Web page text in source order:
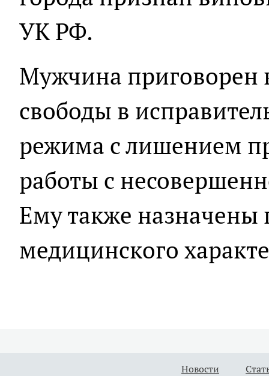
УК РФ.
Мужчина приговорен
свободы в
режима с лишением
работы с
Ему также
медицинского
Новости